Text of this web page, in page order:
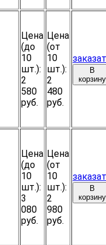
Цена
(до
10
шт.):
2
580
руб.
Цена
(от
10
шт.):
2
480
руб.
В
корзину
Цена
(до
10
шт.):
3
080
руб.
Цена
(от
10
шт.):
2
980
руб.
В
корзину